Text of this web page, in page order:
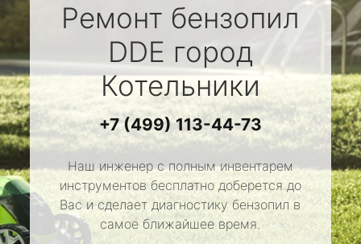
Ремонт бензопил
DDE город
Котельники
+7 (499) 113-44-73
Наш инженер с полным инвентарем
инструментов бесплатно доберется до
Вас и сделает диагностику бензопил в
самое ближайшее время.